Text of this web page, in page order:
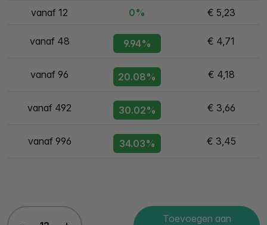
vanaf 12 0% € 5,23
vanaf 48 9.94% € 4,71
vanaf 96 20.08% € 4,18
vanaf 492 30.02% € 3,66
vanaf 996 34.03% € 3,45
Toevoegen aan